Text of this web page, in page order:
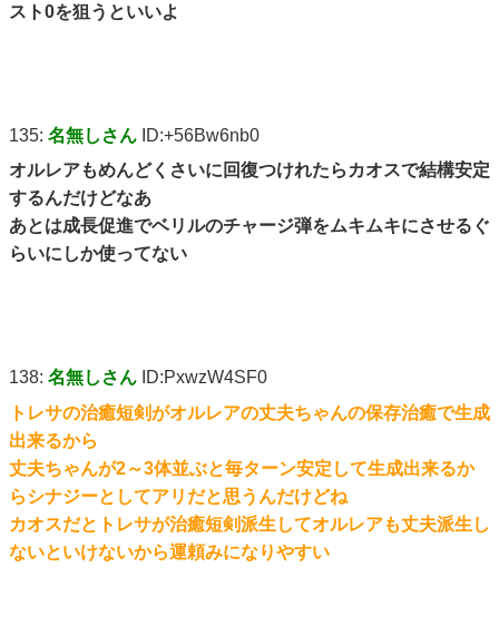
スト0を狙うといいよ
135: 名無しさん ID:+56Bw6nb0
オルレアもめんどくさいに回復つけれたらカオスで結構安定
するんだけどなあ
あとは成長促進でベリルのチャージ弾をムキムキにさせるぐ
らいにしか使ってない
138: 名無しさん ID:PxwzW4SF0
トレサの治癒短剣がオルレアの丈夫ちゃんの保存治癒で生成
出来るから
丈夫ちゃんが2～3体並ぶと毎ターン安定して生成出来るか
らシナジーとしてアリだと思うんだけどね
カオスだとトレサが治癒短剣派生してオルレアも丈夫派生し
ないといけないから運頼みになりやすい